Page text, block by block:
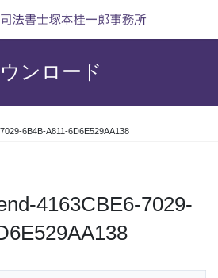
ンロード
6B4B-A811-6D6E529AA138
4163CBE6-7029-